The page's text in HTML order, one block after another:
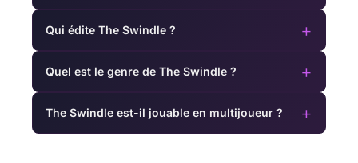
Qui édite The Swindle ? +
Quel est le genre de The Swindle ? +
The Swindle est-il jouable en multijoueur ? +
Prison
New Super
Mario Bros. U